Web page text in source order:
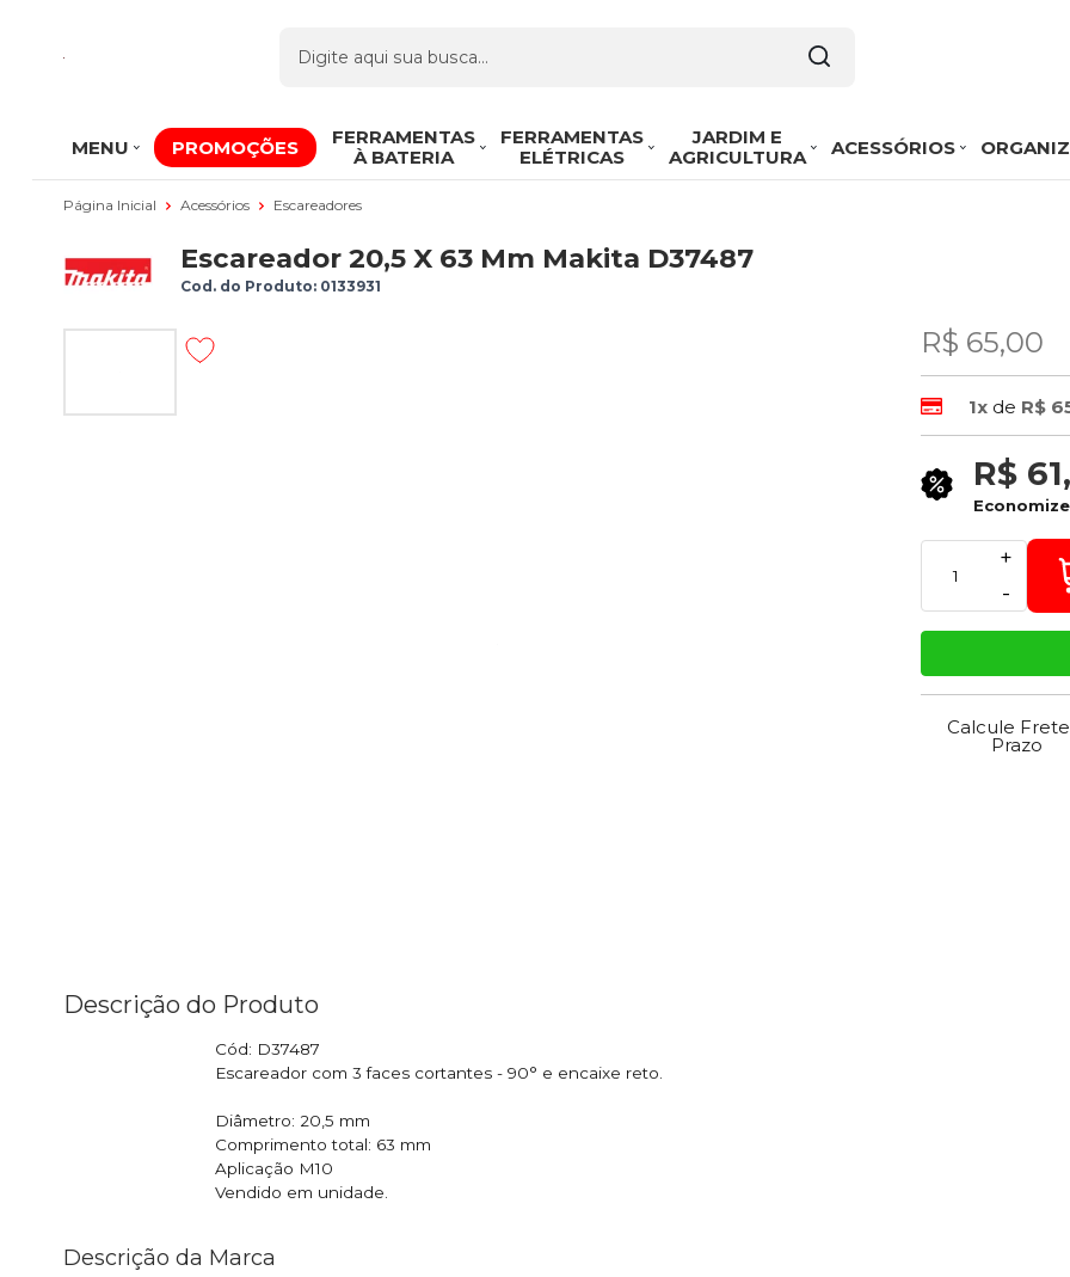
MENU PROMOÇÕES
FERRAMENTAS
À BATERIA
FERRAMENTAS
ELÉTRICAS
JARDIM E
AGRICULTURA
ACESSÓRIOS
Página Inicial Acessórios Escareadores
Escareador 20,5 X 63 Mm Makita D37487
Cod. do Produto: 0133931
R$ 65,00
1x de R$
R$
Economize
-
+
Calcule
Prazo
Descrição do Produto
Cód: D37487
Escareador com 3 faces cortantes - 90° e encaixe reto.
Diâmetro: 20,5 mm
Comprimento total: 63 mm
Aplicação M10
Vendido em unidade.
Descrição da Marca